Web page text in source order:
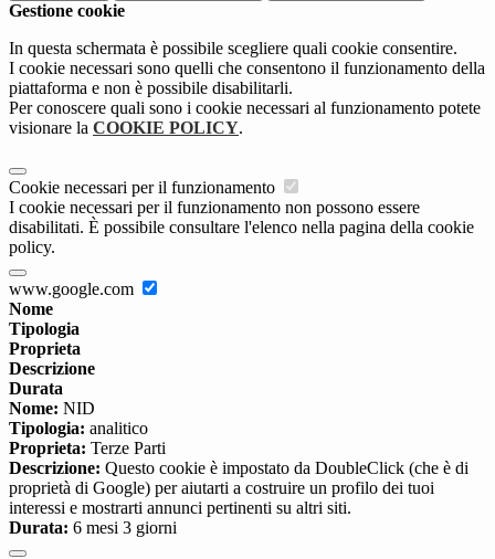
Gestione cookie
In questa schermata è possibile scegliere quali cookie consentire.
I cookie necessari sono quelli che consentono il funzionamento della
piattaforma e non è possibile disabilitarli.
Per conoscere quali sono i cookie necessari al funzionamento potete
visionare la COOKIE POLICY.
Cookie necessari per il funzionamento
I cookie necessari per il funzionamento non possono essere
disabilitati. È possibile consultare l'elenco nella pagina della cookie
policy.
www.google.com
Nome
Tipologia
Proprieta
Descrizione
Durata
Nome: NID
Tipologia: analitico
Proprieta: Terze Parti
Descrizione: Questo cookie è impostato da DoubleClick (che è di
proprietà di Google) per aiutarti a costruire un profilo dei tuoi
interessi e mostrarti annunci pertinenti su altri siti.
Durata: 6 mesi 3 giorni